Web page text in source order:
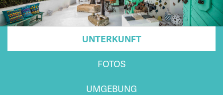
UNTERKUNFT
FOTOS
UMGEBUNG